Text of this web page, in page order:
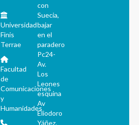
Universidad
Finis
Terrae
Facultad
de
Comunicaciones
y
Humanidades
con
Suecia,
bajar
en el
paradero
Pc24-
Av.
Los
Leones
esquina
Av
Eliodoro
Yáñez.